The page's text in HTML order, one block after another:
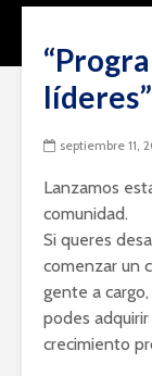
líderes”
septiembre 11,
Lanzamos
comunidad.
Si queres
comenzar un
gente a
podes
crecimiento